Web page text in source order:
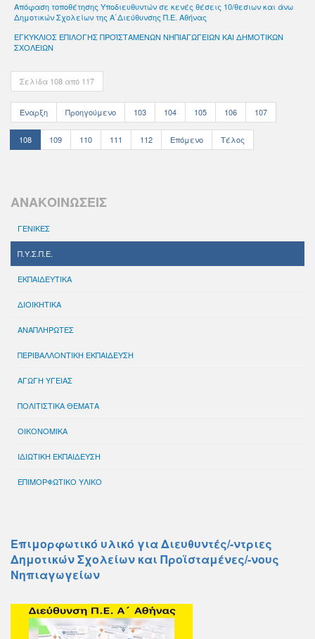
Απόφαση τοποθέτησης Υποδιευθυντών σε κενές θέσεις 10/θεσιων και άνω
Δημοτικών Σχολείων της Α΄Διεύθυνσης Π.Ε. Αθήνας
ΕΓΚΥΚΛΙΟΣ ΕΠΙΛΟΓΗΣ ΠΡΟΪΣΤΑΜΕΝΩΝ ΝΗΠΙΑΓΩΓΕΙΩΝ ΚΑΙ ΔΗΜΟΤΙΚΩΝ
ΣΧΟΛΕΙΩΝ
Σελίδα 108 από 117
Έναρξη Προηγούμενο 103 104 105 106 107
108 109 110 111 112 Επόμενο Τέλος
ΑΝΑΚΟΙΝΩΣΕΙΣ
ΓΕΝΙΚΕΣ
Π.Υ.Σ.Π.Ε.
ΕΚΠΑΙΔΕΥΤΙΚΑ
ΔΙΟΙΚΗΤΙΚΑ
ΑΝΑΠΛΗΡΩΤΕΣ
ΠΕΡΙΒΑΛΛΟΝΤΙΚΗ ΕΚΠΑΙΔΕΥΣΗ
ΑΓΩΓΗ ΥΓΕΙΑΣ
ΠΟΛΙΤΙΣΤΙΚΑ ΘΕΜΑΤΑ
ΟΙΚΟΝΟΜΙΚΑ
ΙΔΙΩΤΙΚΗ ΕΚΠΑΙΔΕΥΣΗ
ΕΠΙΜΟΡΦΩΤΙΚΟ ΥΛΙΚΟ
Επιμορφωτικό υλικό για Διευθυντές/-ντριες
Δημοτικών Σχολείων και Προϊσταμένες/-νους
Νηπιαγωγείων